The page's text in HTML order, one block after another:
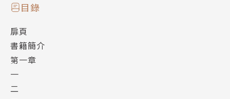
目錄
扉頁
書籍簡介
第一章
一
二